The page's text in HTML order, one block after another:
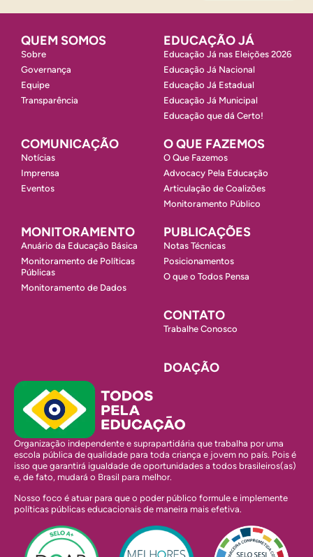
QUEM SOMOS
Sobre
Governança
Equipe
Transparência
EDUCAÇÃO JÁ
Educação Já nas Eleições 2026
Educação Já Nacional
Educação Já Estadual
Educação Já Municipal
Educação que dá Certo!
COMUNICAÇÃO
Notícias
Imprensa
Eventos
O QUE FAZEMOS
O Que Fazemos
Advocacy Pela Educação
Articulação de Coalizões
Monitoramento Público
MONITORAMENTO
Anuário da Educação Básica
Monitoramento de Políticas
Públicas
Monitoramento de Dados
PUBLICAÇÕES
Notas Técnicas
Posicionamentos
O que o Todos Pensa
CONTATO
Trabalhe Conosco
DOAÇÃO
Organização independente e suprapartidária que trabalha por uma
escola pública de qualidade para toda criança e jovem no país. Pois é
isso que garantirá igualdade de oportunidades a todos brasileiros(as)
e, de fato, mudará o Brasil para melhor.
Nosso foco é atuar para que o poder público formule e implemente
políticas públicas educacionais de maneira mais efetiva.